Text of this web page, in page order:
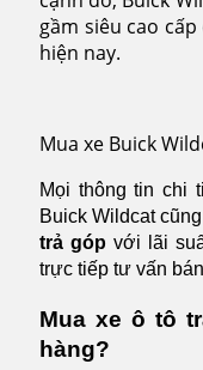
gầm siêu cao
hiện nay.
Mua xe Buick
Mọi thông tin chi
Buick Wildcat
trả góp với lãi
trực tiếp tư vấn
Mua xe ô tô
hàng?